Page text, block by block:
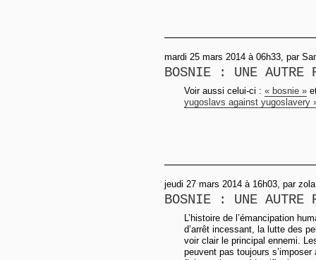
mardi 25 mars 2014 à 06h33, par
BOSNIE : UNE AUTRE
Voir aussi celui-ci : « bosnie »
yugoslavs against yugoslavery
jeudi 27 mars 2014 à 16h03, par
BOSNIE : UNE AUTRE
L’histoire de l’émancipation
d’arrêt incessant, la lutte des
voir clair le principal ennemi.
peuvent pas toujours